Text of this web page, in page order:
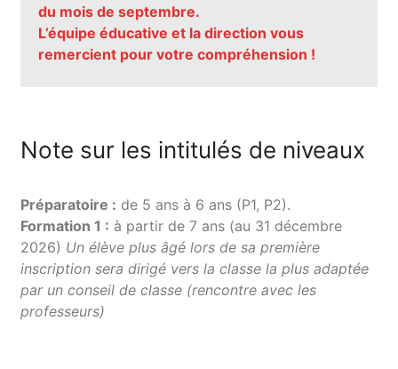
du mois de septembre.
L’équipe éducative et la direction vous
remercient pour votre compréhension !
Note sur les intitulés de niveaux
Préparatoire : de 5 ans à 6 ans (P1, P2).
Formation 1 : à partir de 7 ans (au 31 décembre
2026) Un élève plus âgé lors de sa première
inscription sera dirigé vers la classe la plus adaptée
par un conseil de classe (rencontre avec les
professeurs)